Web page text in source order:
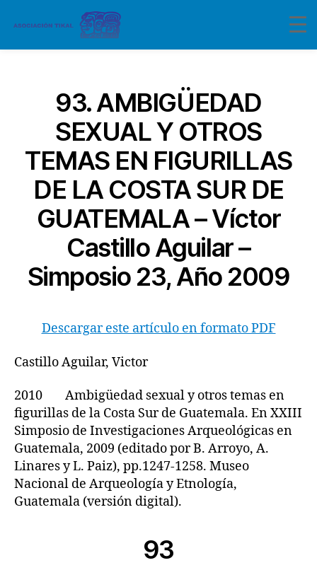
93. AMBIGÜEDAD
SEXUAL Y OTROS
TEMAS EN FIGURILLAS
DE LA COSTA SUR DE
GUATEMALA – Víctor
Castillo Aguilar –
Simposio 23, Año 2009
Descargar este artículo en formato PDF
Castillo Aguilar, Victor
2010 Ambigüedad sexual y otros temas en
figurillas de la Costa Sur de Guatemala. En XXIII
Simposio de Investigaciones Arqueológicas en
Guatemala, 2009 (editado por B. Arroyo, A.
Linares y L. Paiz), pp.1247-1258. Museo
Nacional de Arqueología y Etnología,
Guatemala (versión digital).
93